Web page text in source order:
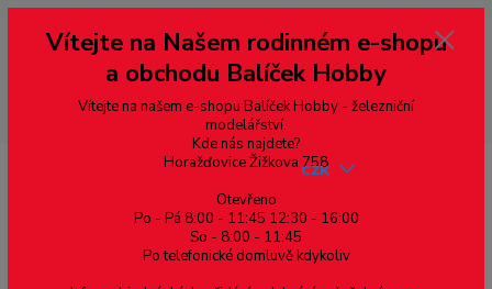
--- pro zákazníky ze Slovenska a jiných zemí, pokud chcete platit v eurech
přepněte si e-shop na euro 💶 pro přepočet měny - pravý horní roh ---
dobírky – pokud si z nějakého důvodu zásilku nevyzvednete, bude po
domluvě zaslána znovu s opětovnou platbou za poštovné, v opačném
případě bude zrušena a účet přidán na blacklist a rušeny následující
objednávky.
CZK
Vítejte na Našem rodinném e-shopu
a obchodu Balíček Hobby
Vítejte na našem e-shopu Balíček Hobby - železniční
modelářství.
Kde nás najdete?
Horažďovice Žižkova 758
Otevřeno
Po - Pá 8:00 - 11:45 12:30 - 16:00
So - 8:00 - 11:45
Po telefonické domluvě kdykoliv